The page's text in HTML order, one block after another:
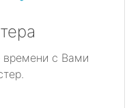
времени с Вами